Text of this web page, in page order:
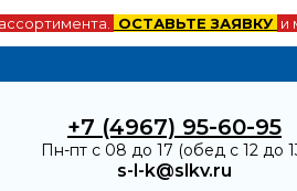
ОСТАВЬТЕ ЗАЯВКУ и
+7 (4967) 95-60-95
Пн-пт с 08 до 17 (обед с 12 до
s-l-k@slkv.ru